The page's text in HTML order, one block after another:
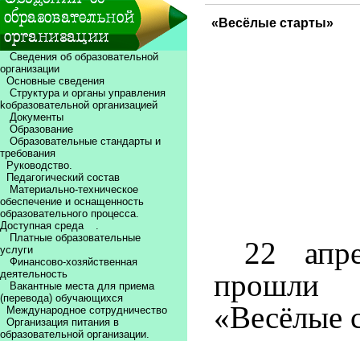
Сведения об образовательной
организации
Основные сведения
Структура и органы управления
kобразовательной организацией
Документы
Образование
Образовательные стандарты и
требования
Руководство.
Педагогический состав
Материально-техническое
обеспечение и оснащенность
образовательного процесса.
Доступная среда
.
Платные образовательные
услуги
Финансово-хозяйственная
деятельность
Вакантные места для приема
(перевода) обучающихся
Международное сотрудничество
Организация питания в
образовательной организации.
«Весёлые старты»
22
прошли
«Весёлые